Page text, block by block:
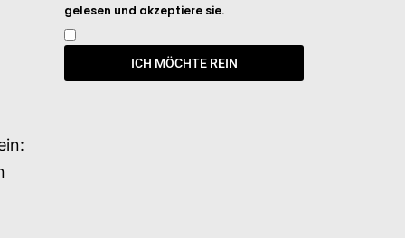
gelesen und akzeptiere sie.
ICH MÖCHTE REIN